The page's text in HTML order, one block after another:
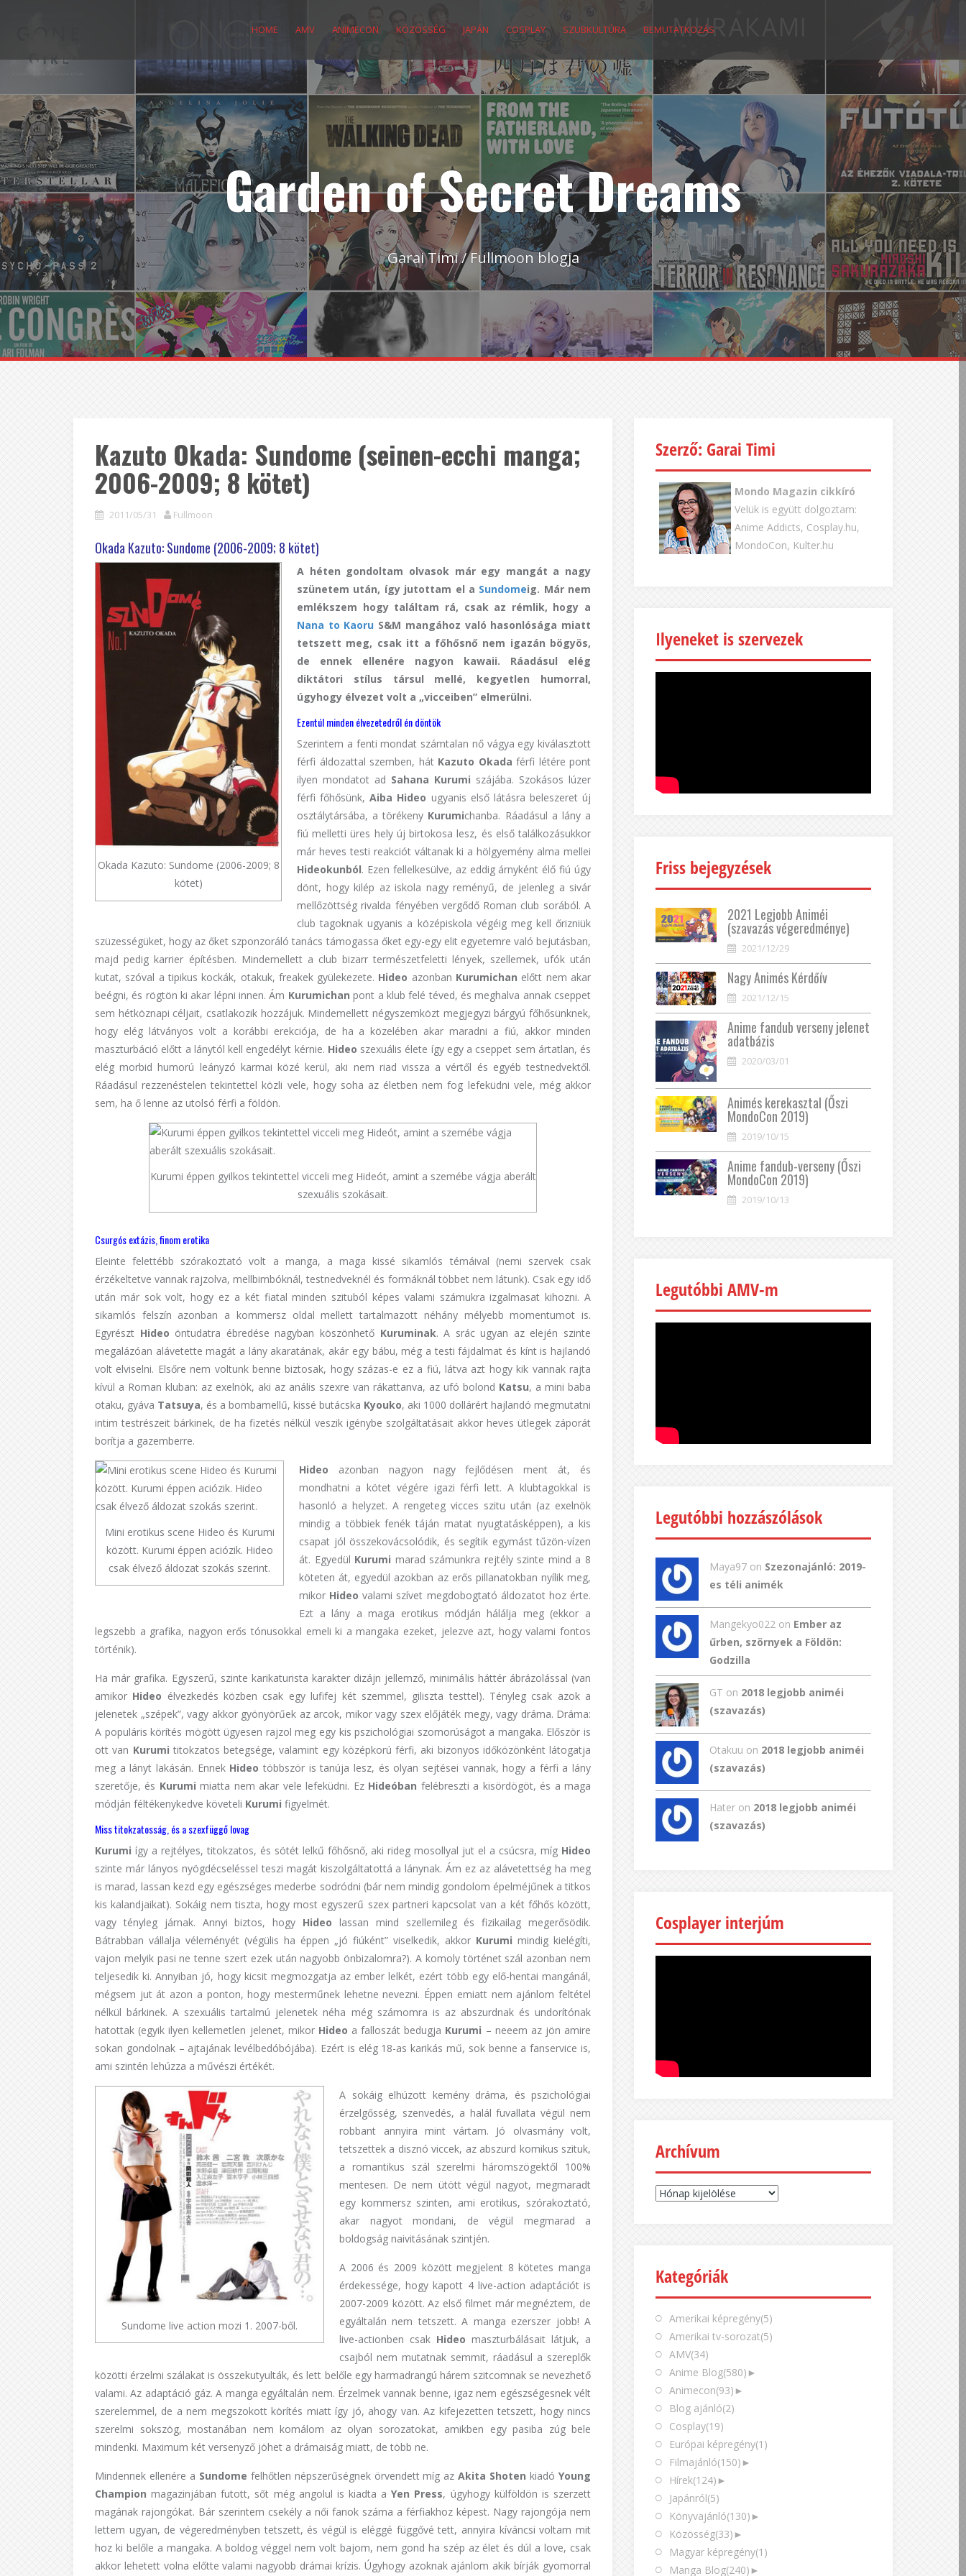
HOME AMV ANIMECON KÖZÖSSÉG JAPÁN COSPLAY SZUBKULTÚRA BEMUTATKOZÁS
Garden of Secret Dreams
Garai Timi / Fullmoon blogja
Kazuto Okada: Sundome (seinen-ecchi manga;
2006-2009; 8 kötet)
2011/05/31 Fullmoon
Okada Kazuto: Sundome (2006-2009; 8 kötet)
Okada Kazuto: Sundome (2006-2009; 8
kötet)
A héten gondoltam olvasok már egy mangát a nagy
szünetem után, így jutottam el a Sundomeig. Már nem
emlékszem hogy találtam rá, csak az rémlik, hogy a
Nana to Kaoru S&M mangához való hasonlósága miatt
tetszett meg, csak itt a főhősnő nem igazán bögyös,
de ennek ellenére nagyon kawaii. Ráadásul elég
diktátori stílus társul mellé, kegyetlen humorral,
úgyhogy élvezet volt a „vicceiben” elmerülni.
Ezentúl minden élvezetedről én döntök
Szerintem a fenti mondat számtalan nő vágya egy kiválasztott
férfi áldozattal szemben, hát Kazuto Okada férfi létére pont
ilyen mondatot ad Sahana Kurumi szájába. Szokásos lúzer
férfi főhősünk,Aiba Hideo ugyanis első látásra beleszeret új
osztálytársába, a törékeny Kurumichanba. Ráadásul a lány a
fiú melletti üres hely új birtokosa lesz, és első találkozásukkor
már heves testi reakciót váltanak ki a hölgyemény alma mellei
Hideokunból. Ezen fellelkesülve, az eddig árnyként élő fiú úgy
dönt, hogy kilép az iskola nagy reményű, de jelenleg a sivár
mellőzöttség rivalda fényében vergődő Roman club sorából. A
club tagoknak ugyanis a középiskola végéig meg kell őrizniük
szüzességüket, hogy az őket szponzoráló tanács támogassa őket egy-egy elit egyetemre való bejutásban,
majd pedig karrier építésben. Mindemellett a club bizarr természetfeletti lények, szellemek, ufók után
kutat, szóval a tipikus kockák, otakuk, freakek gyülekezete. Hideo azonban Kurumichan előtt nem akar
beégni, és rögtön ki akar lépni innen. Ám Kurumichanpont a klub felé téved, és meghalva annak cseppet
sem hétköznapi céljait, csatlakozik hozzájuk. Mindemellett négyszemközt megjegyzi bárgyú főhősünknek,
hogy elég látványos volt a korábbi erekciója, de ha a közelében akar maradni a fiú, akkor minden
maszturbáció előtt a lánytól kell engedélyt kérnie. Hideo szexuális élete így egy a cseppet sem ártatlan, és
elég morbid humorú leányzó karmai közé kerül, aki nem riad vissza a vértől és egyéb testnedvektől.
Ráadásul rezzenéstelen tekintettel közli vele, hogy soha az életben nem fog lefeküdni vele, még akkor
sem, ha ő lenne az utolsó férfi a földön.
Kurumi éppen gyilkos tekintettel vicceli meg Hideót, amint a szemébe vágja aberált
szexuális szokásait.
Csurgós extázis, finom erotika
Eleinte felettébb szórakoztató volt a manga, a maga kissé sikamlós témáival (nemi szervek csak
érzékeltetve vannak rajzolva, mellbimbóknál, testnedveknél és formáknál többet nem látunk). Csak egy idő
után már sok volt, hogy ez a két fiatal minden szituból képes valami számukra izgalmasat kihozni. A
sikamlós felszín azonban a kommersz oldal mellett tartalmazott néhány mélyebb momentumot is.
Egyrészt Hideo öntudatra ébredése nagyban köszönhető Kuruminak. A srác ugyan az elején szinte
megalázóan alávetette magát a lány akaratának, akár egy bábu, még a testi fájdalmat és kínt is hajlandó
volt elviselni. Elsőre nem voltunk benne biztosak, hogy százas-e ez a fiú, látva azt hogy kik vannak rajta
kívül a Roman kluban: az exelnök, aki az anális szexre van rákattanva, az ufó bolond Katsu, a mini baba
otaku, gyáva Tatsuya, és a bombamellű, kissé butácska Kyouko, aki 1000 dollárért hajlandó megmutatni
intim testrészeit bárkinek, de ha fizetés nélkül veszik igénybe szolgáltatásait akkor heves ütlegek záporát
borítja a gazemberre.
Mini erotikus scene Hideo és Kurumi
között. Kurumi éppen aciózik. Hideo
csak élvező áldozat szokás szerint.
Hideo azonban nagyon nagy fejlődésen ment át, és
mondhatni a kötet végére igazi férfi lett. A klubtagokkal is
hasonló a helyzet. A rengeteg vicces szitu után (az exelnök
mindig a többiek fenék táján matat nyugtatásképpen), a kis
csapat jól összekovácsolódik, és segítik egymást tűzön-vízen
át. Egyedül Kurumi marad számunkra rejtély szinte mind a 8
köteten át, egyedül azokban az erős pillanatokban nyílik meg,
mikor Hideovalami szívet megdobogtató áldozatot hoz érte.
Ezt a lány a maga erotikus módján hálálja meg (ekkor a
legszebb a grafika, nagyon erős tónusokkal emeli ki a mangaka ezeket, jelezve azt, hogy valami fontos
történik).
Ha már grafika. Egyszerű, szinte karikaturista karakter dizájn jellemző, minimális háttér ábrázolással (van
amikor Hideo élvezkedés közben csak egy lufifej két szemmel, giliszta testtel). Tényleg csak azok a
jelenetek „szépek”, vagy akkor gyönyörűek az arcok, mikor vagy szex előjáték megy, vagy dráma. Dráma:
A populáris körítés mögött ügyesen rajzol meg egy kis pszichológiai szomorúságot a mangaka. Először is
ott van Kurumi titokzatos betegsége, valamint egy középkorú férfi, aki bizonyos időközönként látogatja
meg a lányt lakásán. Ennek Hideotöbbször is tanúja lesz, és olyan sejtései vannak, hogy a férfi a lány
szeretője, és Kurumimiatta nem akar vele lefeküdni. Ez Hideóban felébreszti a kisördögöt, és a maga
módján féltékenykedve követeli Kurumi figyelmét.
Miss titokzatosság, és a szexfüggő lovag
Kurumi így a rejtélyes, titokzatos, és sötét lelkű főhősnő, aki rideg mosollyal jut el a csúcsra, míg Hideo
szinte már lányos nyögdécseléssel teszi magát kiszolgáltatottá a lánynak. Ám ez az alávetettség ha meg
is marad, lassan kezd egy egészséges mederbe sodródni (bár nem mindig gondolom épelméjűnek a titkos
kis kalandjaikat). Sokáig nem tiszta, hogy most egyszerű szex partneri kapcsolat van a két főhős között,
vagy tényleg járnak. Annyi biztos, hogy Hideo lassan mind szellemileg és fizikailag megerősödik.
Bátrabban vállalja véleményét (végülis ha éppen „jó fiúként” viselkedik, akkor Kurumi mindig kielégíti,
vajon melyik pasi ne tenne szert ezek után nagyobb önbizalomra?). A komoly történet szál azonban nem
teljesedik ki. Annyiban jó, hogy kicsit megmozgatja az ember lelkét, ezért több egy elő-hentai mangánál,
mégsem jut át azon a ponton, hogy mesterműnek lehetne nevezni. Éppen emiatt nem ajánlom feltétel
nélkül bárkinek. A szexuális tartalmú jelenetek néha még számomra is az abszurdnak és undorítónak
hatottak (egyik ilyen kellemetlen jelenet, mikor Hideo a falloszát bedugja Kurumi – neeem az jön amire
sokan gondolnak – ajtajának levélbedóbójába). Ezért is elég 18-as karikás mű, sok benne a fanservice is,
ami szintén lehúzza a művészi értékét.
Sundome live action mozi 1. 2007-ből.
A sokáig elhúzott kemény dráma, és pszichológiai
érzelgősség, szenvedés, a halál fuvallata végül nem
robbant annyira mint vártam. Jó olvasmány volt,
tetszettek a disznó viccek, az abszurd komikus szituk,
a romantikus szál szerelmi háromszögektől 100%
mentesen. De nem ütött végül nagyot, megmaradt
egy kommersz szinten, ami erotikus, szórakoztató,
akar nagyot mondani, de végül megmarad a
boldogság naivitásának szintjén.
A 2006 és 2009 között megjelent 8 kötetes manga
érdekessége, hogy kapott 4 live-action adaptációt is
2007-2009 között. Az első filmet már megnéztem, de
egyáltalán nem tetszett. A manga ezerszer jobb! A
live-actionben csak Hideo maszturbálásait látjuk, a
csajból nem mutatnak semmit, ráadásul a szereplők
közötti érzelmi szálakat is összekutyulták, és lett belőle egy harmadrangú hárem szitcomnak se nevezhető
valami. Az adaptáció gáz. A manga egyáltalán nem. Érzelmek vannak benne, igaz nem egészségesnek vélt
szerelemmel, de a nem megszokott körítés miatt így jó, ahogy van. Az kifejezetten tetszett, hogy nincs
szerelmi sokszög, mostanában nem komálom az olyan sorozatokat, amikben egy pasiba zúg bele
mindenki. Maximum két versenyző jöhet a drámaiság miatt, de több ne.
Mindennek ellenére a Sundome felhőtlen népszerűségnek örvendett míg azAkita Shoten kiadóYoung
Champion magazinjában futott, sőt még angolul is kiadta aYen Press, úgyhogy külföldön is szerzett
magának rajongókat. Bár szerintem csekély a női fanok száma a férfiakhoz képest. Nagy rajongója nem
lettem ugyan, de végeredményben tetszett, és végül is eléggé függővé tett, annyira kíváncsi voltam mit
hoz ki belőle a mangaka. A boldog véggel nem volt bajom, nem gond ha szép az élet és dúl a love, csak
akkor lehetett volna előtte valami nagyobb drámai krízis. Úgyhogy azoknak ajánlom akik bírják gyomorral
Szerző: Garai Timi
Mondo Magazin cikkíró
Velük is együtt dolgoztam:
Anime Addicts, Cosplay.hu,
MondoCon, Kulter.hu
Ilyeneket is szervezek
Friss bejegyzések
2021 Legjobb Animéi
(szavazás végeredménye)
2021/12/29
Nagy Animés Kérdőív
2021/12/15
Anime fandub verseny jelenet
adatbázis
2020/03/01
Animés kerekasztal (Őszi
MondoCon 2019)
2019/10/15
Anime fandub-verseny (Őszi
MondoCon 2019)
2019/10/13
Legutóbbi AMV-m
Legutóbbi hozzászólások
Maya97 on Szezonajánló: 2019-
es téli animék
Mangekyo022 on Ember az
űrben, szörnyek a Földön:
Godzilla
GT on 2018 legjobb animéi
(szavazás)
Otakuu on 2018 legjobb animéi
(szavazás)
Hater on 2018 legjobb animéi
(szavazás)
Cosplayer interjúm
Archívum
Archívum
Kategóriák
Amerikai képregény(5)
Amerikai tv-sorozat(5)
AMV(34)
Anime Blog(580) ►
Animecon(93) ►
Blog ajánló(2)
Cosplay(19)
Európai képregény(1)
Filmajánló(150) ►
Hírek(124) ►
Japánról(5)
Könyvajánló(130) ►
Közösség(33) ►
Magyar képregény(1)
Manga Blog(240) ►